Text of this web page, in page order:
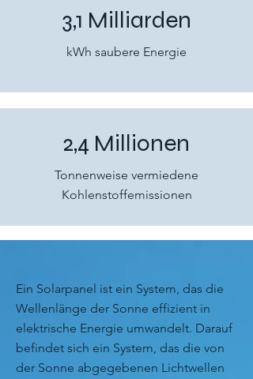
3,1 Milliarden
kWh saubere Energie
2,4 Millionen
Tonnenweise vermiedene
Kohlenstoffemissionen
Ein Solarpanel ist ein System, das die
Wellenlänge der Sonne effizient in
elektrische Energie umwandelt. Darauf
befindet sich ein System, das die von
der Sonne abgegebenen Lichtwellen